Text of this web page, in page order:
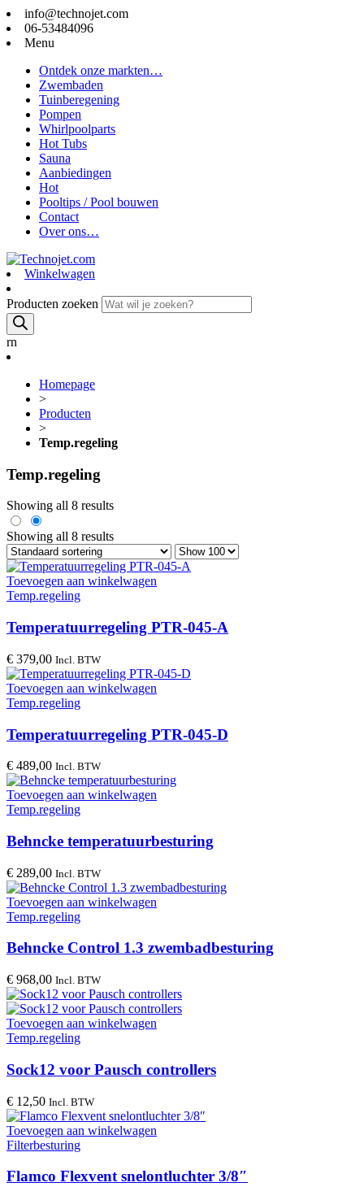
info@technojet.com
06-53484096
Menu
Ontdek onze markten…
Zwembaden
Tuinberegening
Pompen
Whirlpoolparts
Hot Tubs
Sauna
Aanbiedingen
Hot
Pooltips / Pool bouwen
Contact
Over ons…
Winkelwagen
Producten zoeken
rn
Homepage
>
Producten
>
Temp.regeling
Temp.regeling
Showing all 8 results
Showing all 8 results
Toevoegen aan winkelwagen
Temp.regeling
Temperatuurregeling PTR-045-A
€ 379,00 Incl. BTW
Toevoegen aan winkelwagen
Temp.regeling
Temperatuurregeling PTR-045-D
€ 489,00 Incl. BTW
Toevoegen aan winkelwagen
Temp.regeling
Behncke temperatuurbesturing
€ 289,00 Incl. BTW
Toevoegen aan winkelwagen
Temp.regeling
Behncke Control 1.3 zwembadbesturing
€ 968,00 Incl. BTW
Toevoegen aan winkelwagen
Temp.regeling
Sock12 voor Pausch controllers
€ 12,50 Incl. BTW
Toevoegen aan winkelwagen
Filterbesturing
Flamco Flexvent snelontluchter 3/8″